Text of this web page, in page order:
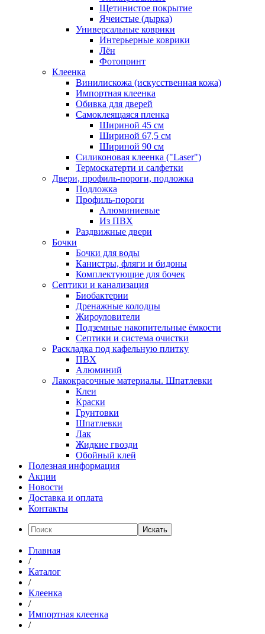
Щетинистое покрытие
Ячеистые (дырка)
Универсальные коврики
Интерьерные коврики
Лён
Фотопринт
Клеенка
Винилискожа (искусственная кожа)
Импортная клеенка
Обивка для дверей
Самоклеящаяся пленка
Шириной 45 см
Шириной 67,5 см
Шириной 90 см
Силиконовая клеенка ("Laser")
Термоскатерти и салфетки
Двери, профиль-пороги, подложка
Подложка
Профиль-пороги
Алюминиевые
Из ПВХ
Раздвижные двери
Бочки
Бочки для воды
Канистры, фляги и бидоны
Комплектующие для бочек
Септики и канализация
Биобактерии
Дренажные колодцы
Жироуловители
Подземные накопительные ёмкости
Септики и система очистки
Раскладка под кафельную плитку
ПВХ
Алюминий
Лакокрасочные материалы. Шпатлевки
Клеи
Краски
Грунтовки
Шпатлевки
Лак
Жидкие гвозди
Обойный клей
Полезная информация
Акции
Новости
Доставка и оплата
Контакты
Искать
Главная
/
Каталог
/
Клеенка
/
Импортная клеенка
/